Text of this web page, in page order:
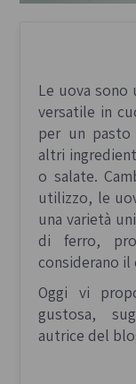
Le uova sono
versatile in
per un pasto
altri
o salate.
utilizzo, le
una varietà
di ferro,
considerano
Oggi vi
gustosa,
autrice del